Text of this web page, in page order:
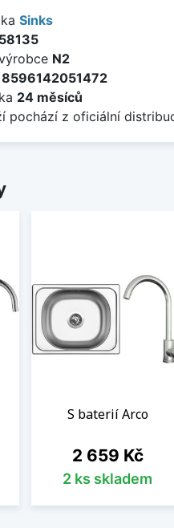
Sinks
58135
N2
8596142051472
24 měsíců
pochází z oficiální
S baterií Arco
Cena
2 659 Kč
2 ks skladem